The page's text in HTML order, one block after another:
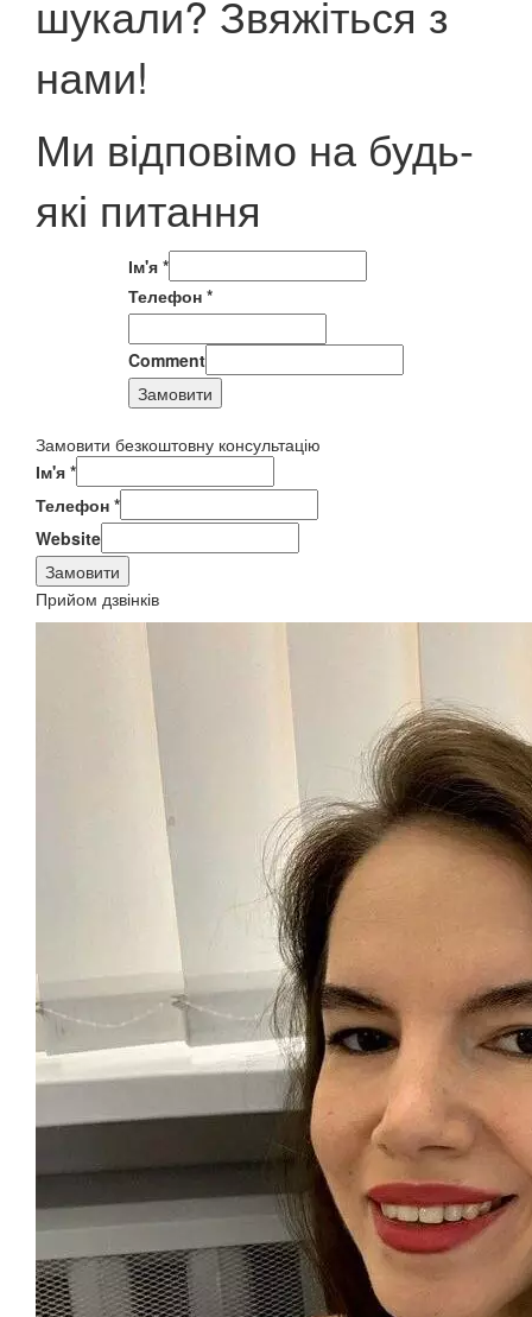
шукали? Звяжіться з
нами!
Ми відповімо на будь-
які питання
Ім'я *
Телефон *
Comment
Замовити
Замовити безкоштовну консультацію
Ім'я *
Телефон *
Website
Замовити
Прийом дзвінків